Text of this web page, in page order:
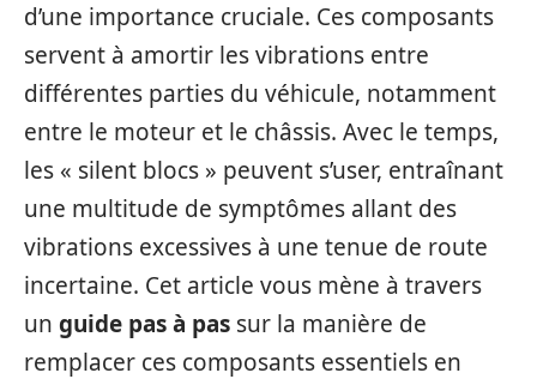
d’une importance cruciale. Ces composants
servent à amortir les vibrations entre
différentes parties du véhicule, notamment
entre le moteur et le châssis. Avec le temps,
les « silent blocs » peuvent s’user, entraînant
une multitude de symptômes allant des
vibrations excessives à une tenue de route
incertaine. Cet article vous mène à travers
un guide pas à pas sur la manière de
remplacer ces composants essentiels en